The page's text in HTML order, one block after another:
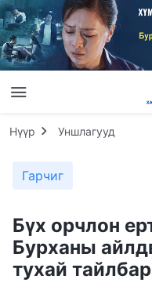
Нүүр Уншлагууд
Гарчиг
Бүх орчлон
Бурханы
тухай